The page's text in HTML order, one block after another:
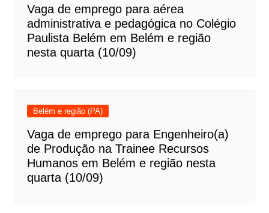
Vaga de emprego para aérea
administrativa e pedagógica no Colégio
Paulista Belém em Belém e região
nesta quarta (10/09)
Belém e região (PA)
Vaga de emprego para Engenheiro(a)
de Produção na Trainee Recursos
Humanos em Belém e região nesta
quarta (10/09)